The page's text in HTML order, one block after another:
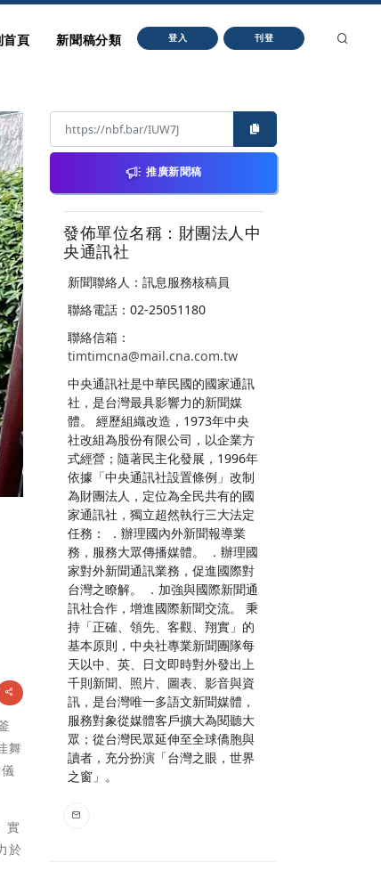
首頁 新聞稿分類 登入 刊登
舞
實
於
推廣新聞稿
發佈單位名稱：財團法人中
央通訊社
新聞聯絡人：訊息服務核稿員
聯絡電話：02-25051180
聯絡信箱：
timtimcna@mail.cna.com.tw
中央通訊社是中華民國的國家通訊
社，是台灣最具影響力的新聞媒
體。 經歷組織改造，1973年中央
社改組為股份有限公司，以企業方
式經營；隨著民主化發展，1996年
依據「中央通訊社設置條例」改制
為財團法人，定位為全民共有的國
家通訊社，獨立超然執行三大法定
任務： ．辦理國內外新聞報導業
務，服務大眾傳播媒體。 ．辦理國
家對外新聞通訊業務，促進國際對
台灣之瞭解。 ．加強與國際新聞通
訊社合作，增進國際新聞交流。 秉
持「正確、領先、客觀、翔實」的
基本原則，中央社專業新聞團隊每
天以中、英、日文即時對外發出上
千則新聞、照片、圖表、影音與資
訊，是台灣唯一多語文新聞媒體，
服務對象從媒體客戶擴大為閱聽大
眾；從台灣民眾延伸至全球僑胞與
讀者，充分扮演「台灣之眼，世界
之窗」。